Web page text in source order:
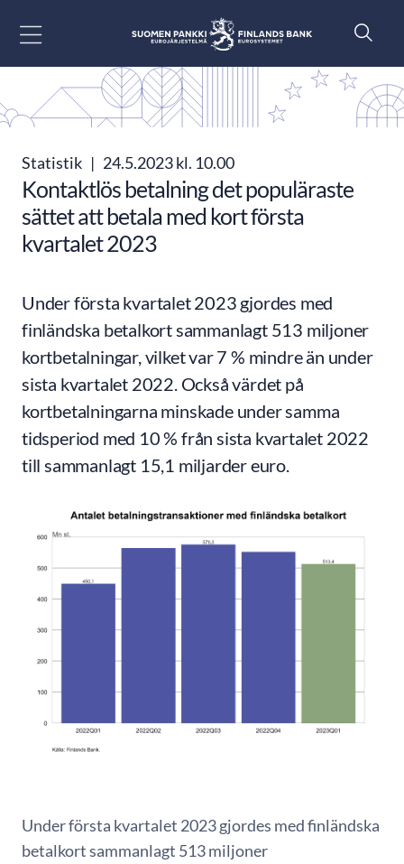
Statistik | 24.5.2023 kl. 10.00
Kontaktlös betalning det populäraste
sättet att betala med kort första
kvartalet 2023
Under första kvartalet 2023 gjordes med
finländska betalkort sammanlagt 513 miljoner
kortbetalningar, vilket var 7 % mindre än under
sista kvartalet 2022. Också värdet på
kortbetalningarna minskade under samma
tidsperiod med 10 % från sista kvartalet 2022
till sammanlagt 15,1 miljarder euro.
Under första kvartalet 2023 gjordes med finländska
betalkort sammanlagt 513 miljoner